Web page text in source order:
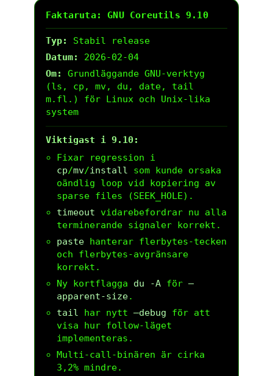
Faktaruta: GNU Coreutils 9.10
Typ:
Stabil release
Datum:
2026-02-04
Om:
Grundläggande GNU-verktyg
(ls, cp, mv, du, date, tail
m.fl.) för Linux och Unix-lika
system
Viktigast i 9.10:
Fixar regression i
cp/mv/install som kunde orsaka
oändlig loop vid kopiering av
sparse files (SEEK_HOLE).
timeout vidarebefordrar nu alla
terminerande signaler korrekt.
paste hanterar flerbytes-tecken
och flerbytes-avgränsare
korrekt.
Ny kortflagga du -A för –
apparent-size.
tail har nytt –debug för att
visa hur follow-läget
implementeras.
Multi-call-binären är cirka
3,2% mindre.